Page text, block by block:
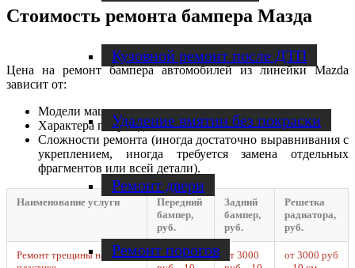
Кузовной ремонт после ДТП
Удаление вмятин без покраски
Ремонт двери
Ремонт порогов
Стоимость ремонта бампера Мазда
Цена на ремонт бампера автомобилей из линейки Mazda
зависит от:
Модели машины.
Характера повреждений.
Сложности ремонта (иногда достаточно выравнивания с
укреплением, иногда требуется замена отдельных
фрагментов или всей детали).
Наименование услуги
Передний
бампер,
руб.
Задний
бампер,
руб.
Решетка
радиатора,
руб.
Ремонт трещины на
от 3000
от 3000
от 3000 руб